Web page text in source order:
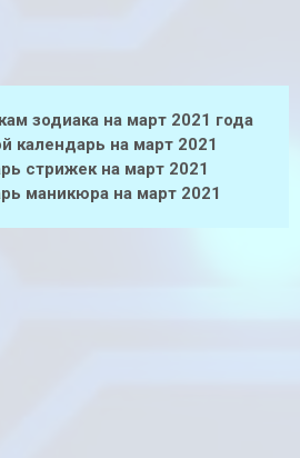
зодиака на март 2021 года
календарь на март 2021
стрижек на март 2021
маникюра на март 2021